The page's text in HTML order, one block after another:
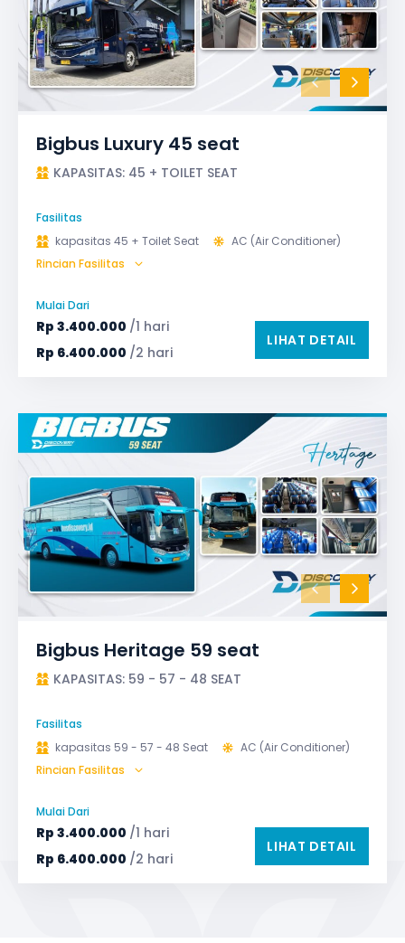
Bigbus Luxury 45 seat
KAPASITAS: 45 + TOILET SEAT
Fasilitas
kapasitas 45 + Toilet Seat
AC (Air Conditioner)
Audio
Bagasi
Safety Tools (P3K, Windows Breaker, dll)
TV LED & Android System
Water Dispenser
Rincian Fasilitas
Mulai Dari
Rp 3.400.000 /1 hari
Rp 6.400.000 /2 hari
LIHAT DETAIL
Bigbus Heritage 59 seat
KAPASITAS: 59 - 57 - 48 SEAT
Fasilitas
kapasitas 59 - 57 - 48 Seat
AC (Air Conditioner)
Bagasi
GPS
Safety Tools (P3K, Windows Breaker, dll)
TV LED & Android System
Water Dispenser
Rincian Fasilitas
Mulai Dari
Rp 3.400.000 /1 hari
Rp 6.400.000 /2 hari
LIHAT DETAIL